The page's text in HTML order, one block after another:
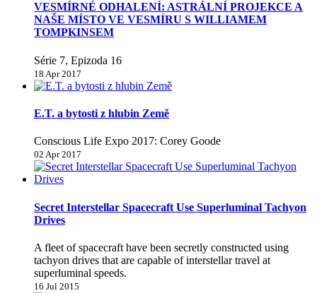
VESMÍRNÉ ODHALENÍ: ASTRÁLNÍ PROJEKCE A
NAŠE MÍSTO VE VESMÍRU S WILLIAMEM
TOMPKINSEM
Série 7, Epizoda 16
18 Apr 2017
E.T. a bytosti z hlubin Země
Conscious Life Expo 2017: Corey Goode
02 Apr 2017
Secret Interstellar Spacecraft Use Superluminal Tachyon
Drives
A fleet of spacecraft have been secretly constructed using
tachyon drives that are capable of interstellar travel at
superluminal speeds.
16 Jul 2015